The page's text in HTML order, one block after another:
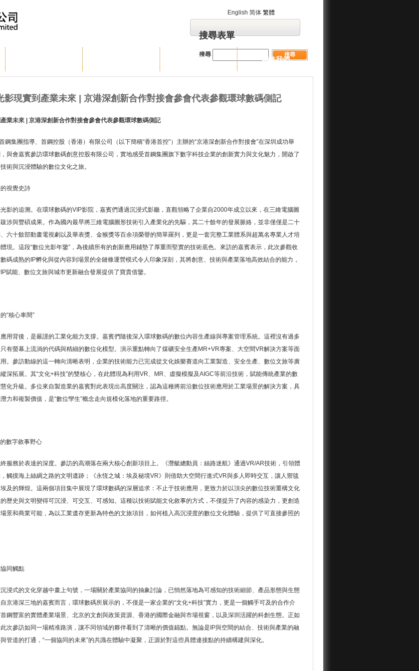
English 简体 繁體
搜尋表單
搜尋
影現實到產業未來 | 京港深創新合作對接會參會代表參觀環球數碼側記
業未來 | 京港深創新合作對接會參會代表參觀環球數碼側記
鋼集團指導、首鋼控股（香港）有限公司（以下簡稱“香港首控”）主辦的“京港深創新合作對接會”在深圳成功舉
與會嘉賓參訪環球數碼創意控股有限公司，實地感受首鋼集團旗下數字科技企業的創新實力與文化魅力，開啟了
術與沉浸體驗的數位文化之旅。
視覺史詩
影的追溯。在環球數碼的VIP影院，嘉賓們通過沉浸式影廳，直觀領略了企業自2000年成立以來，在三維電腦圖
涉與豐碩成果。作為國內最早將三維電腦圖形技術引入產業化的先驅，其二十餘年的發展脈絡，並非僅僅是二十
六十餘部動畫電視劇以及華表獎、金猴獎等百余項榮譽的簡單羅列，更是一套完整工業體系與超萬名專業人才培
現。這段“數位光影年鑒”，為後續所有的創新應用鋪墊了厚重而堅實的技術底色。來訪的嘉賓表示，此次參觀收
碼成熟的IP孵化與從內容到場景的全鏈條運營模式令人印象深刻，其將創意、技術與產業落地高效結合的能力，
賦能、數位文旅與城市更新融合發展提供了寶貴借鑒。
“核心車間”
用背後，是嚴謹的工業化能力支撐。嘉賓們隨後深入環球數碼的數位內容生產線與專案管理系統。這裡沒有過多
有螢幕上流淌的代碼與精細的數位化模型。演示重點轉向了煤礦安全生產MR+VR專案、大空間VR解決方案等面
。參訪動線的這一轉向清晰表明，企業的技術能力已完成從文化娛樂賽道向工業製造、安全生產、數位文旅等廣
深拓展。其“文化+科技”的雙核心，在此體現為利用VR、MR、虛擬模擬及AIGC等前沿技術，賦能傳統產業的數
化升級。多位來自製造業的嘉賓對此表現出高度關注，認為這種將前沿數位技術應用於工業場景的解決方案，具
力和複製價值，是“數位孿生”概念走向規模化落地的重要路徑。
數字敘事野心
服務於表達的深度。參訪的高潮落在兩大核心創新項目上。《潛艇總動員：絲路迷航》通過VR/AR技術，引領體
觸摸海上絲綢之路的文明遺跡；《永恆之城：埃及秘境VR》則借助大空間行進式VR與多人即時交互，讓人禦毯
及的輝煌。這兩個項目集中展現了環球數碼的深層追求：不止于技術應用，更致力於以頂尖的數位技術重構文化
歷史與文明變得可沉浸、可交互、可感知。這種以技術賦能文化敘事的方式，不僅提升了內容的感染力，更創造
景和商業可能，為以工業遺存更新為特色的文旅項目，如何植入高沉浸度的數位文化體驗，提供了可直接參照的
同觸點
浸式的文化穿越中畫上句號，一場關於產業協同的抽象討論，已悄然落地為可感知的技術細節、產品形態與生態
京港深三地的嘉賓而言，環球數碼所展示的，不僅是一家企業的“文化+科技”實力，更是一個觸手可及的合作介
鋼豐富的實體產業場景、北京的文創與政策資源、香港的國際金融與市場視窗，以及深圳活躍的科創生態。正如
次參訪如同一場精准路演，讓不同領域的夥伴看到了清晰的價值錨點。無論是IP與空間的結合、技術與產業的融
管道的打通，“一個協同的未來”的共識在體驗中凝聚，正源於對這些具體連接點的持續構建與深化。
企業管治 聯絡我們